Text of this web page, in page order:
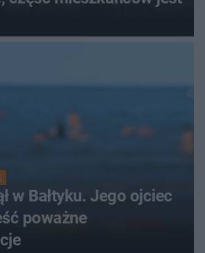
w Bałtyku. Jego ojciec
poważne